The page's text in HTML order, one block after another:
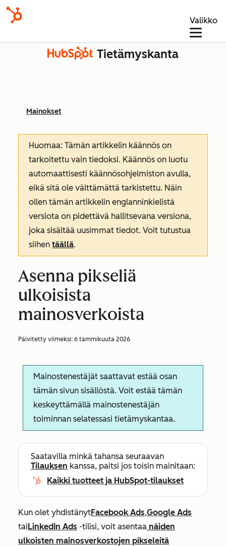
Valikko
Tietämyskanta
Mainokset
Huomaa: Tämän artikkelin käännös on
tarkoitettu vain tiedoksi. Käännös on luotu
automaattisesti käännösohjelmiston avulla,
eikä sitä ole välttämättä tarkistettu. Näin
ollen tämän artikkelin englanninkielistä
versiota on pidettävä hallitsevana versiona,
joka sisältää uusimmat tiedot. Voit tutustua
siihen täällä.
Asenna pikseliä
ulkoisista
mainosverkoista
Päivitetty viimeksi: 6 tammikuuta 2026
Mainostenestäjät saattavat estää osan
tämän sivun sisällöstä. Voit estää tämän
keskeyttämällä mainostenestäjän
toiminnan selatessasi tietämyskantaa.
Saatavilla minkä tahansa seuraavan
Tilauksen kanssa, paitsi jos toisin mainitaan:
Kaikki tuotteet ja HubSpot-tilaukset
Kun olet yhdistänytFacebook Ads,Google Ads
taiLinkedIn Ads -tilisi, voit asentaa näiden
ulkoisten mainosverkostojen pikseleitä